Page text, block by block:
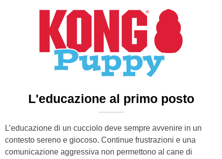
L'educazione al primo posto
L’educazione di un cucciolo deve sempre avvenire in un
contesto sereno e giocoso. Continue frustrazioni e una
comunicazione aggressiva non permettono al cane di